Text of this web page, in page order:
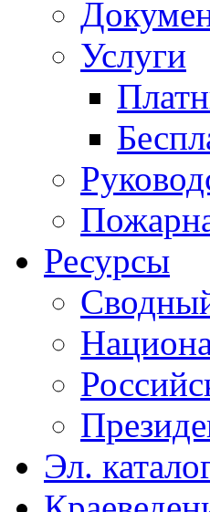
Услуги
Ресурсы
Эл.